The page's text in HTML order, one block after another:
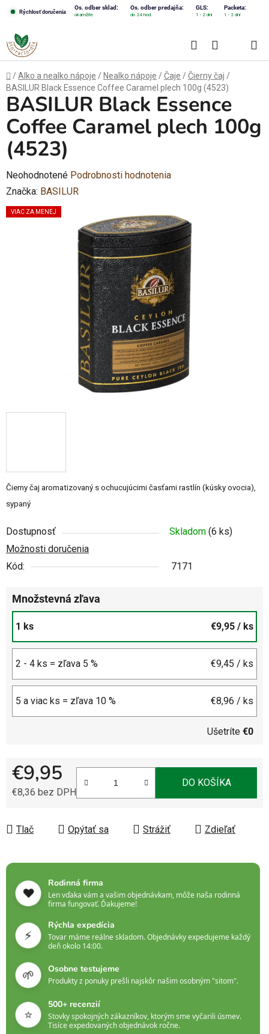
obsah
Rýchlosť doručenia
Os. odber sklad: Os. odber predajňa: GLS: Packeta:
okamžite do 24 hod. 1 - 2 dni 1 - 2 dni
Hľadať
KOŠÍK
Domov
/Alko a nealko nápoje / Nealko nápoje / Čaje / Čierny čaj /
BASILUR Black Essence Coffee Caramel plech 100g (4523)
Čierny čaj aromatizovaný s ochucujúcimi časťami rastlín (kúsky ovocia),
sypaný
Dostupnosť Skladom (6 ks)
Možnosti doručenia
Kód:
7171
Množstevná zľava
1 ks €9,95 / ks
2 - 4 ks = zľava 5 % €9,45 / ks
5 a viac ks = zľava 10 % €8,96 / ks
Ušetríte €0
€9,95
€8,36 bez DPH
DO KOŠÍKA
Tlač Opýtať sa Strážiť Zdieľať
BASILUR Black Essence
Coffee Caramel plech 100g
(4523)
Priemerné
hodnotenie
produktu
Neohodnotené Podrobnosti hodnotenia
Značka: BASILUR
VIAC ZA MENEJ
❤️
Rodinná firma
Len vďaka vám a vašim objednávkam, môže naša rodinná
firma fungovať. Ďakujeme!
⚡
Rýchla expedícia
Tovar máme reálne skladom. Objednávky expedujeme každý
deň okolo 14:00.
🌱 Osobne testujeme
Produkty z ponuky prešli najskôr našim osobným "sitom".
⭐
500+ recenzií
Stovky spokojných zákazníkov, ktorým sme vyčarili úsmev.
Tisíce expedovaných objednávok ročne.